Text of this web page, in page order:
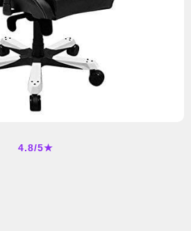
4.8/5★